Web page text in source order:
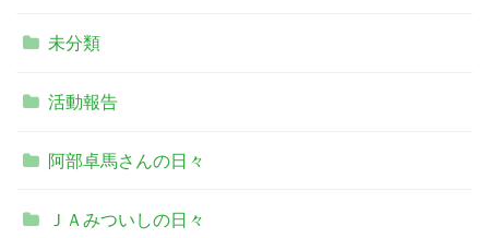
未分類
活動報告
阿部卓馬さんの日々
ＪＡみついしの日々